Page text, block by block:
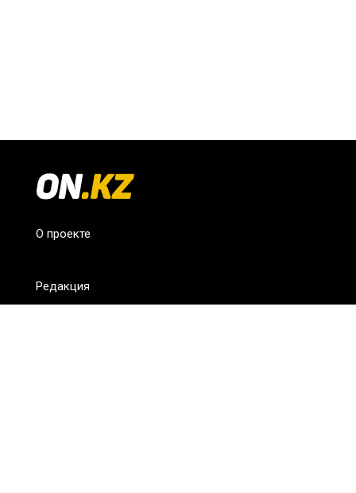
О проекте
Редакция